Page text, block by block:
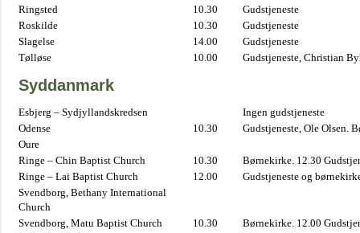
Ringsted 10.30
Gudstjeneste
Roskilde
10.30
Gudstjeneste
Slagelse
14.00
Gudstjeneste
Tølløse
10.00 Gudstjeneste, Christian
Syddanmark
Esbjerg – Sydjyllandskredsen
Ingen gudstjeneste
Odense
10.30
Gudstjeneste, Ole Olsen.
Oure
Ringe – Chin Baptist Church
10.30
Børnekirke. 12.30
Ringe – Lai Baptist Church
12.00
Gudstjeneste og
Svendborg, Bethany International
Church
Svendborg, Matu Baptist Church
10.30
Børnekirke. 12.00